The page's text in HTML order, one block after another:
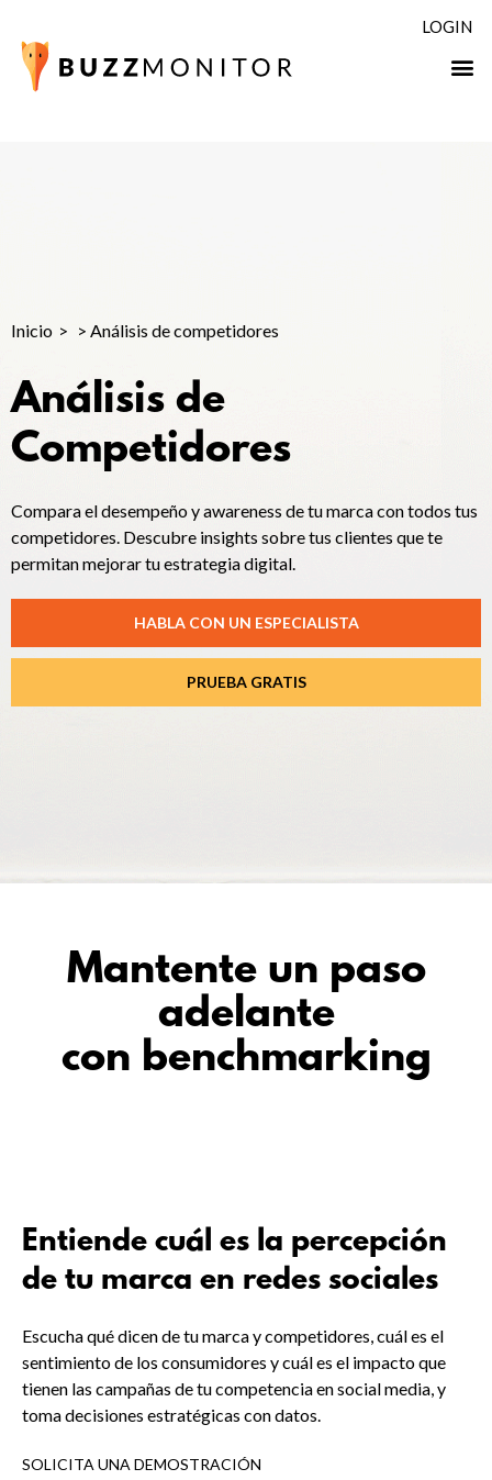
LOGIN
Inicio > Análisis de competidores
Análisis de
Competidores
Compara el desempeño y awareness de tu marca con todos tus
competidores. Descubre insights sobre tus clientes que te
permitan mejorar tu estrategia digital.
HABLA CON UN ESPECIALISTA
PRUEBA GRATIS
Mantente un paso
adelante
con benchmarking
Entiende cuál es la percepción
de tu marca en redes sociales
Escucha qué dicen de tu marca y competidores, cuál es el
sentimiento de los consumidores y cuál es el impacto que
tienen las campañas de tu competencia en social media, y
toma decisiones estratégicas con datos.
SOLICITA UNA DEMOSTRACIÓN